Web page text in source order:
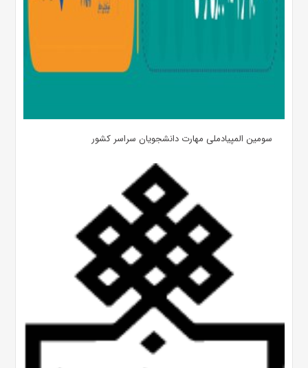
سومین المپیادملی مهارت دانشجویان سراسر کشور